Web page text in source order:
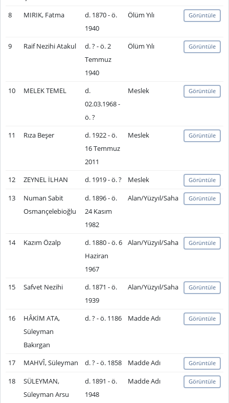
8 MIRIK, Fatma
d. 1870 - ö.
1940
Ölüm Yılı Görüntüle
9 Raif Nezihi Atakul
d. ? - ö. 2
Temmuz
1940
Ölüm Yılı Görüntüle
10 MELEK TEMEL
d.
02.03.1968 -
ö. ?
Meslek Görüntüle
11 Rıza Beşer
d. 1922 - ö.
16 Temmuz
2011
Meslek Görüntüle
12 ZEYNEL İLHAN d. 1919 - ö. ? Meslek Görüntüle
13
Numan Sabit
Osmançelebioğlu
d. 1896 - ö.
24 Kasım
1982
Alan/Yüzyıl/Saha Görüntüle
14 Kazım Özalp
d. 1880 - ö. 6
Haziran
1967
Alan/Yüzyıl/Saha Görüntüle
15 Safvet Nezihi
d. 1871 - ö.
1939
Alan/Yüzyıl/Saha Görüntüle
16
HÂKİM ATA,
Süleyman
Bakırgan
d. ? - ö. 1186 Madde Adı Görüntüle
17 MAHVÎ, Süleyman d. ? - ö. 1858 Madde Adı Görüntüle
18
SÜLEYMAN,
Süleyman Arsu
d. 1891 - ö.
1948
Madde Adı Görüntüle